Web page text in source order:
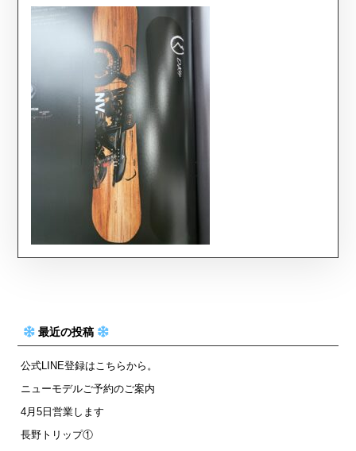
最近の投稿
公式LINE登録はこちらから。
ニューモデルご予約のご案内
4月5日営業します
長野トリップ①